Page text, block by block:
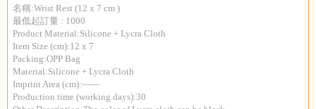
名稱:Wrist Rest (12 x 7 cm )
最低起訂量 : 1000
Product Material:Silicone + Lycra Cloth
Item Size (cm):12 x 7
Packing:OPP Bag
Material:Silicone + Lycra Cloth
Imprint Area (cm):——
Production time (working days):30